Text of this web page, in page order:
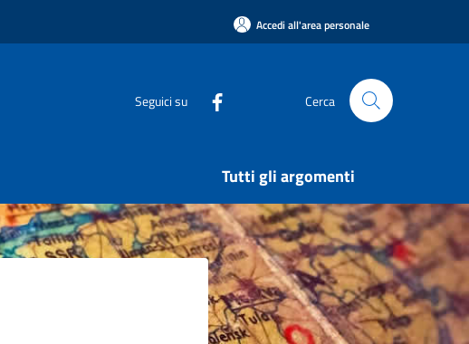
Accedi all'area personale
Seguici su Cerca
Tutti gli argomenti